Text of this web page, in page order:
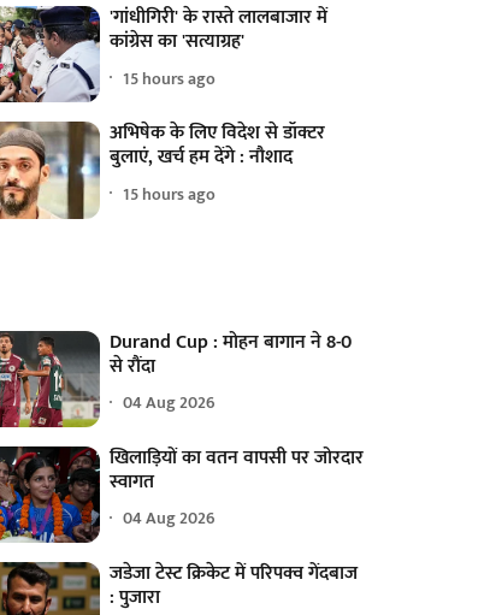
'गांधीगिरी' के रास्ते लालबाजार में
कांग्रेस का 'सत्याग्रह'
15 hours ago
अभिषेक के लिए विदेश से डॉक्टर
बुलाएं, खर्च हम देंगे : नौशाद
15 hours ago
Durand Cup : मोहन बागान ने 8-0
से रौंदा
04 Aug 2026
खिलाड़ियों का वतन वापसी पर जोरदार
स्वागत
04 Aug 2026
जडेजा टेस्ट क्रिकेट में परिपक्व गेंदबाज
: पुजारा